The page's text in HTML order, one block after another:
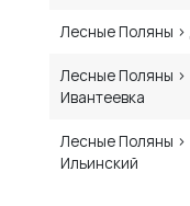
Лесные Поляны ›
Лесные Поляны ›
Ивантеевка
Лесные Поляны ›
Ильинский